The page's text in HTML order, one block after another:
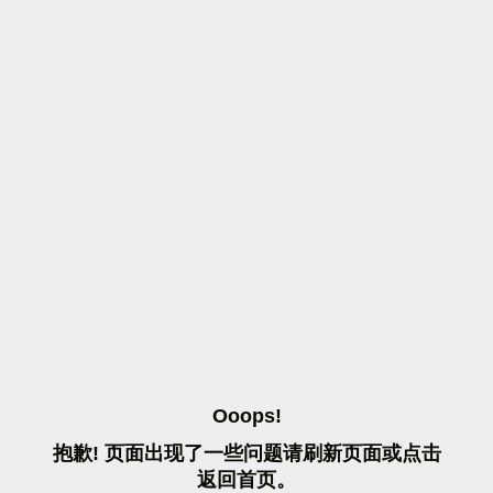
OOOPS!
抱歉! 页面出现了一些问题请刷 新页面或点击
返 回首页。